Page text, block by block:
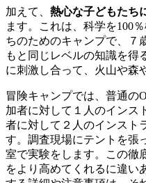
加えて、 熱心な子どもたち
ます。これは、科学を100
ちのためのキャンプで、７
もと同じレベルの知識を得
に刺激し合って、火山や森
冒険キャンプでは、普通の
加者に対して１人のインス
者に対して２人のインスト
す。調査現場にテントを張
室で実験をします。この徹
をより高めてくれるに違い